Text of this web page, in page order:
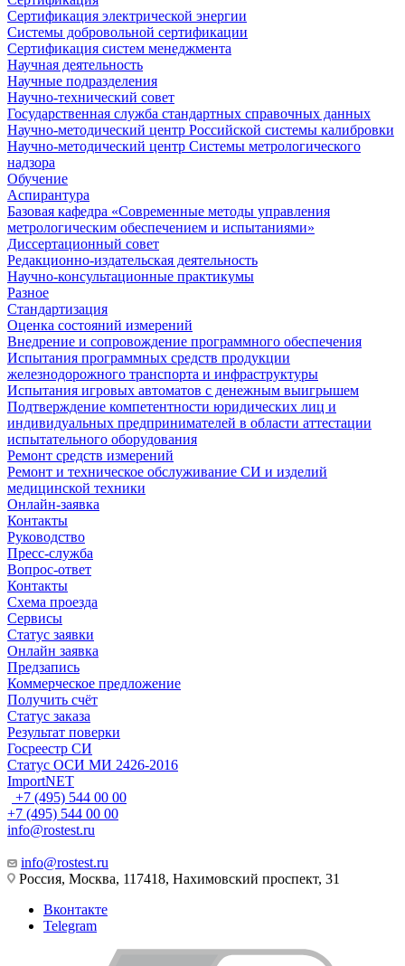
Сертификация электрической энергии
Системы добровольной сертификации
Сертификация систем менеджмента
Научная деятельность
Научные подразделения
Научно-технический совет
Государственная служба стандартных справочных данных
Научно-методический центр Российской системы калибровки
Научно-методический центр Системы метрологического
надзора
Обучение
Аспирантура
Базовая кафедра «Современные методы управления
метрологическим обеспечением и испытаниями»
Диссертационный совет
Редакционно-издательская деятельность
Научно-консультационные практикумы
Разное
Стандартизация
Оценка состояний измерений
Внедрение и сопровождение программного обеспечения
Испытания программных средств продукции
железнодорожного транспорта и инфраструктуры
Испытания игровых автоматов с денежным выигрышем
Подтверждение компетентности юридических лиц и
индивидуальных предпринимателей в области аттестации
испытательного оборудования
Ремонт средств измерений
Ремонт и техническое обслуживание СИ и изделий
медицинской техники
Онлайн-заявка
Контакты
Руководство
Пресс-служба
Вопрос-ответ
Контакты
Схема проезда
Сервисы
Статус заявки
Онлайн заявка
Предзапись
Коммерческое предложение
Получить счёт
Статус заказа
Результат поверки
Госреестр СИ
Статус ОСИ МИ 2426-2016
ImportNET
+7 (495) 544 00 00
+7 (495) 544 00 00
info@rostest.ru
info@rostest.ru
Россия, Москва, 117418, Нахимовский проспект, 31
Вконтакте
Telegram